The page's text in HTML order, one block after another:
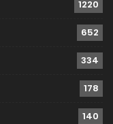
1220
652
334
178
140